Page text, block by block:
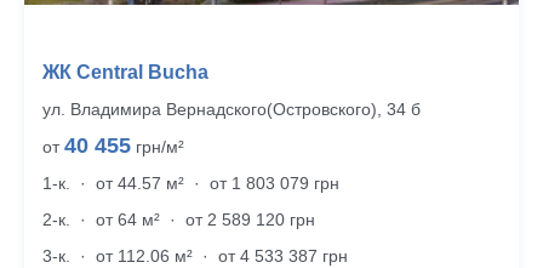
ЖК Central Bucha
ул. Владимира Вернадского(Островского), 34 б
от40 455 грн/м²
1-к.
· от 44.57 м² ·
от 1 803 079 грн
2-к.
· от 64 м² ·
от 2 589 120 грн
3-к.
· от 112.06 м² · от 4 533 387 грн